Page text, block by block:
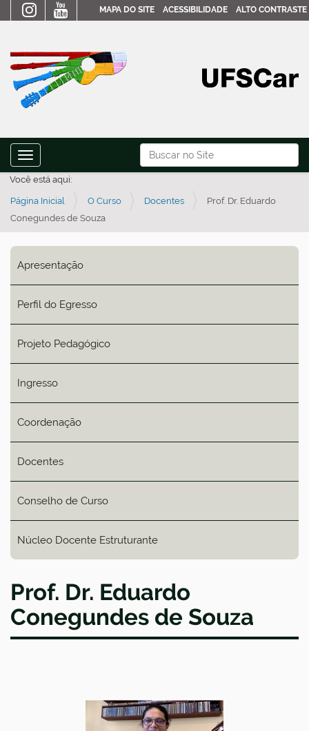
Busca
Busca Avançada…
MAPA DO SITE ACESSIBILIDADE ALTO CONTRASTE
Toggle navigation
Você está aqui:
Página Inicial O Curso Docentes
Prof. Dr. Eduardo
Conegundes de Souza
Apresentação
Perfil do Egresso
Projeto Pedagógico
Ingresso
Coordenação
Docentes
Conselho de Curso
Núcleo Docente Estruturante
Prof. Dr. Eduardo
Conegundes de Souza